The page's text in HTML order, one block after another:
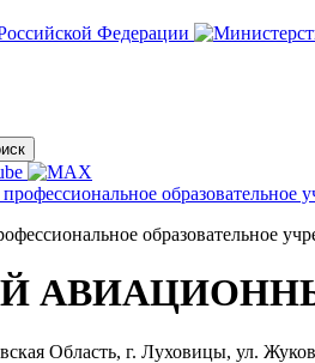
образовательное
Область, г. Луховицы, ул.